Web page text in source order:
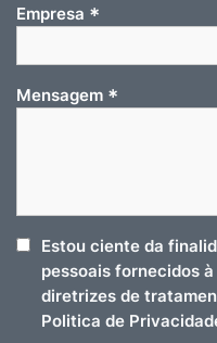
Empresa *
Mensagem *
Estou ciente da
pessoais fornecidos
diretrizes de
Politica de